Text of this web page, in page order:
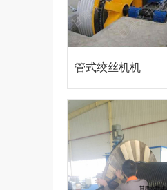
管式绞丝机机
组